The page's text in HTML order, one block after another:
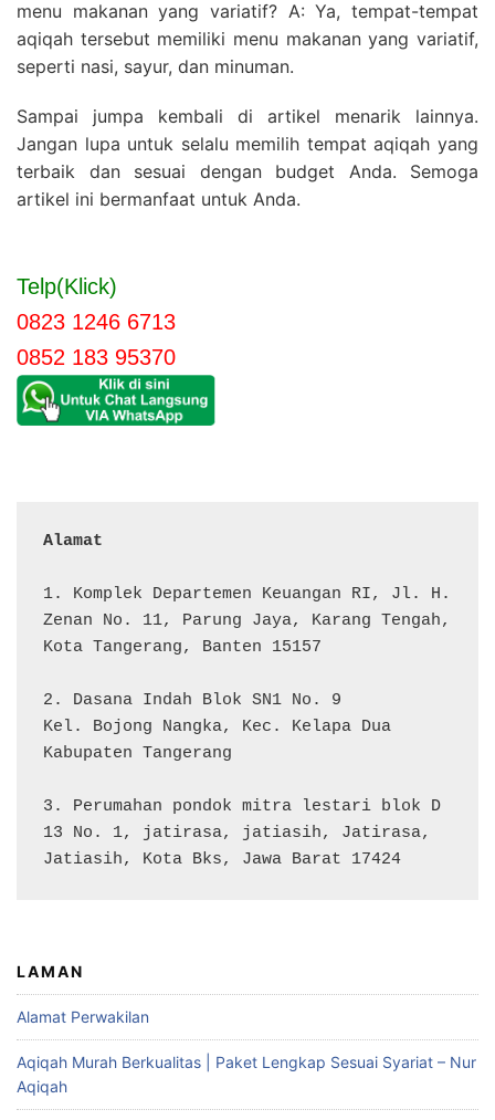
menu makanan yang variatif? A: Ya, tempat-tempat
aqiqah tersebut memiliki menu makanan yang variatif,
seperti nasi, sayur, dan minuman.
Sampai jumpa kembali di artikel menarik lainnya.
Jangan lupa untuk selalu memilih tempat aqiqah yang
terbaik dan sesuai dengan budget Anda. Semoga
artikel ini bermanfaat untuk Anda.
Telp(Klick)
0823 1246 6713
0852 183 95370
Alamat
1. Komplek Departemen Keuangan RI, Jl. H.
Zenan No. 11, Parung Jaya, Karang Tengah,
Kota Tangerang, Banten 15157
2. Dasana Indah Blok SN1 No. 9
Kel. Bojong Nangka, Kec. Kelapa Dua
Kabupaten Tangerang
3. Perumahan pondok mitra lestari blok D
13 No. 1, jatirasa, jatiasih, Jatirasa,
Jatiasih, Kota Bks, Jawa Barat 17424
LAMAN
Alamat Perwakilan
Aqiqah Murah Berkualitas | Paket Lengkap Sesuai Syariat – Nur
Aqiqah